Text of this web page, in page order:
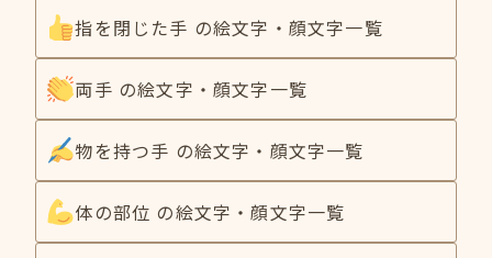
指を閉じた手 の絵文字・顔文字一覧
両手 の絵文字・顔文字一覧
物を持つ手 の絵文字・顔文字一覧
体の部位 の絵文字・顔文字一覧